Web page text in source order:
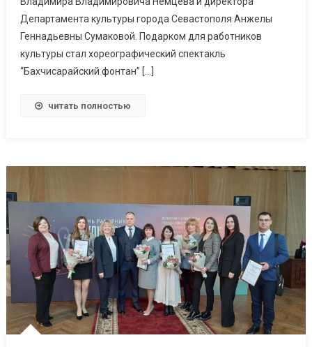
Департамента культуры города Севастополя Анжелы
Геннадьевны Сумаковой. Подарком для работников
культуры стал хореографический спектакль
“Бахчисарайский фонтан” […]
читать полностью